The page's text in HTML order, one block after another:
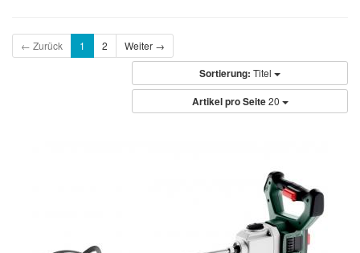
← Zurück 1 2 Weiter →
Sortierung: Titel
Artikel pro Seite 20